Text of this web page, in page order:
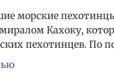
морские
Кахоку,
пехотинцев. По